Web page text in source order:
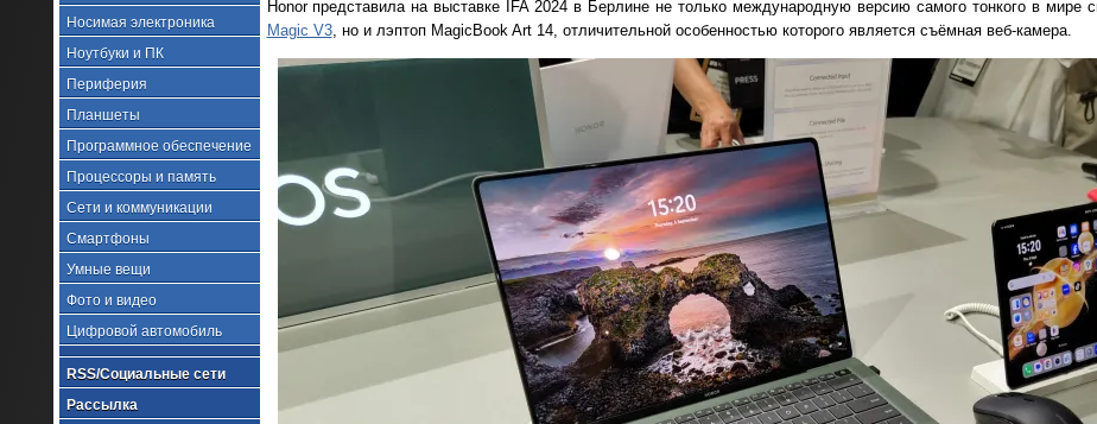
Носимая электроника
Ноутбуки и ПК
Периферия
Планшеты
Программное обеспечение
Процессоры и память
Сети и коммуникации
Смартфоны
Умные вещи
Фото и видео
Цифровой автомобиль
RSS/Социальные сети
Рассылка
Honor представила на выставке IFA 2024 в Берлине не только международную версию самого тонкого в мире
Magic V3, но и лэптоп MagicBook Art 14, отличительной особенностью которого является съёмная веб-камера.